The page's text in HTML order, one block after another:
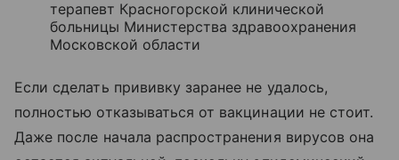
терапевт Красногорской клинической
больницы Министерства здравоохранения
Московской области
Если сделать прививку заранее не удалось,
полностью отказываться от вакцинации не стоит.
Даже после начала распространения вирусов она